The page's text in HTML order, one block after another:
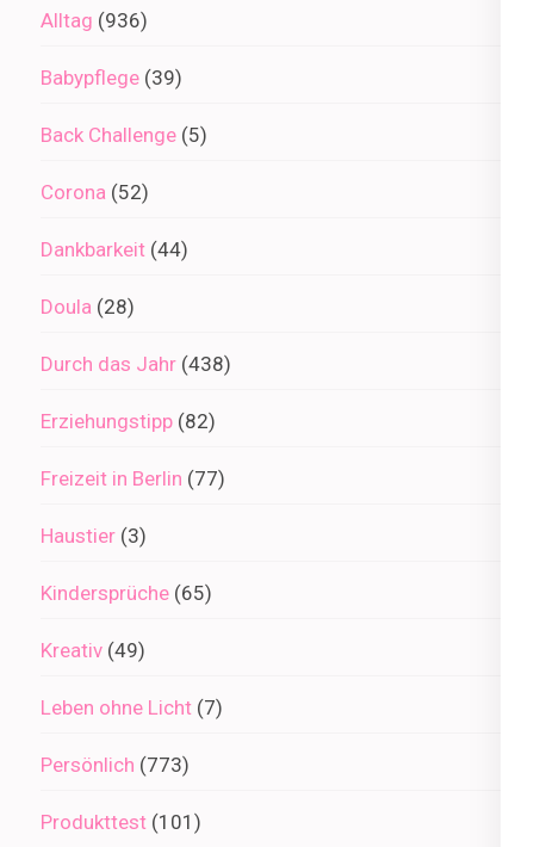
Alltag (936)
Babypflege (39)
Back Challenge (5)
Corona (52)
Dankbarkeit (44)
Doula (28)
Durch das Jahr (438)
Erziehungstipp (82)
Freizeit in Berlin (77)
Haustier (3)
Kindersprüche (65)
Kreativ (49)
Leben ohne Licht (7)
Persönlich (773)
Produkttest (101)